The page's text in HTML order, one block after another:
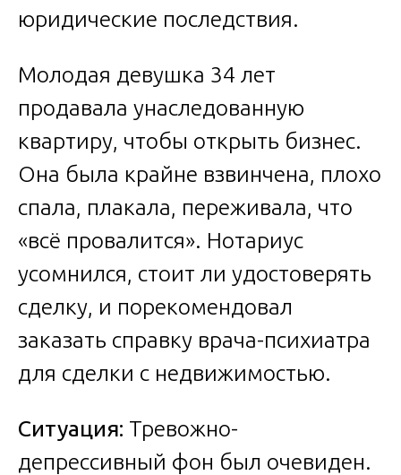
юридические последствия.
Молодая девушка 34 лет
продавала унаследованную
квартиру, чтобы открыть бизнес.
Она была крайне взвинчена, плохо
спала, плакала, переживала, что
«всё провалится». Нотариус
усомнился, стоит ли удостоверять
сделку, и порекомендовал
заказать справку врача-психиатра
для сделки с недвижимостью.
Ситуация: Тревожно-
депрессивный фон был очевиден.